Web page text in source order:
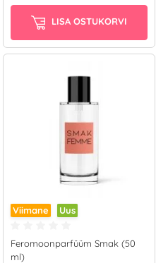
LISA OSTUKORVI
Viimane Uus
Feromoonparfüüm Smak (50
ml)